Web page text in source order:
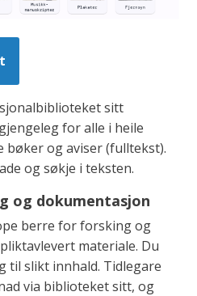
sitt
for alle i heile
bøker og aviser (fulltekst).
og søkje i teksten.
og dokumentasjon
berre for forsking og
materiale. Du
til slikt innhald. Tidlegare
via biblioteket sitt, og